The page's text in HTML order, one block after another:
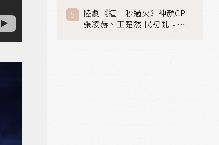
壓《玩具總動員5》、《超少
女》
陸劇《這一秒過火》神顏CP
張凌赫、王楚然 民初亂世、